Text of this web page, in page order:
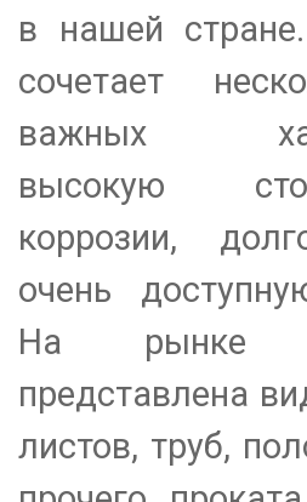
в нашей
сочетает
важных
высокую
коррозии,
очень
На рынке
представлена
листов, труб,